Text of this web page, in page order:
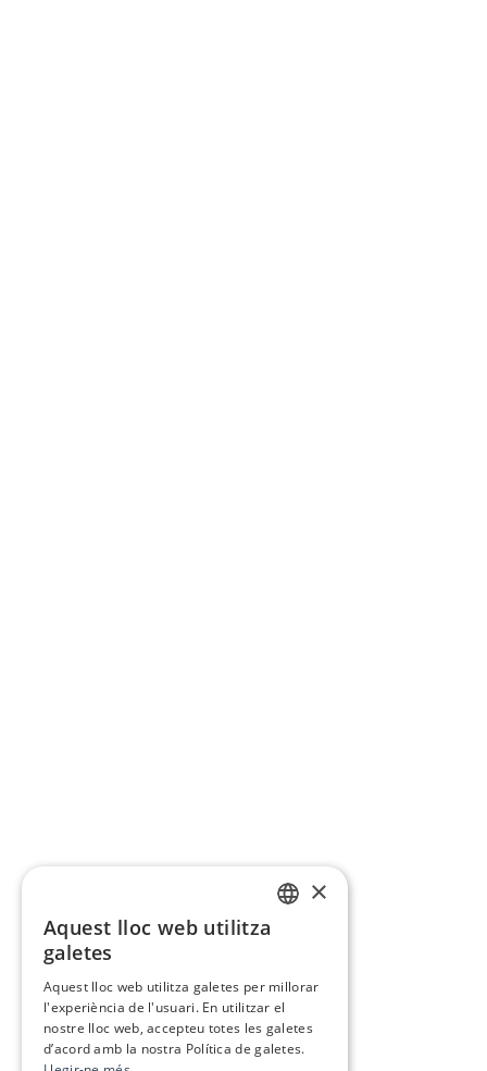
×
Aquest lloc web utilitza
galetes
Aquest lloc web utilitza galetes per millorar
l'experiència de l'usuari. En utilitzar el
nostre lloc web, accepteu totes les galetes
d’acord amb la nostra Política de galetes.